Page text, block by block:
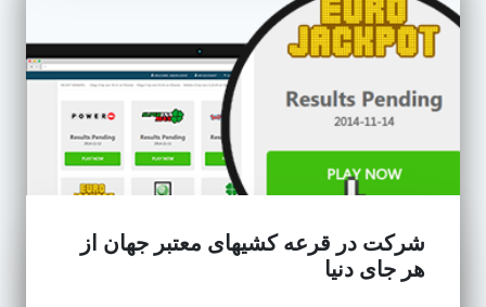
شرکت در قرعه کشیهای معتبر جهان از
هر جای دنیا